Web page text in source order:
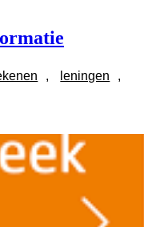
, leningen